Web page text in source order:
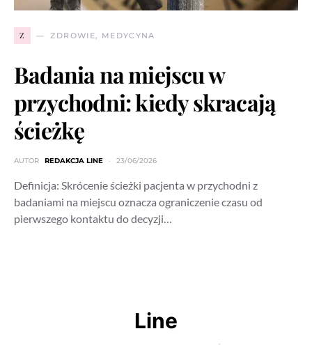
Z ZDROWIE, MEDYCYNA
Badania na miejscu w
przychodni: kiedy skracają
ścieżkę
AUTOR REDAKCJA LINE 23/06/2026
Definicja: Skrócenie ścieżki pacjenta w przychodni z
badaniami na miejscu oznacza ograniczenie czasu od
pierwszego kontaktu do decyzji…
Line